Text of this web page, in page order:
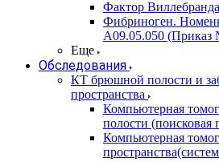
Фактор Виллебранда
Фибриноген.
A09.05.050 (Приказ
Еще
Обследования
КТ брюшной полости и
пространства
Компьютерная
полости (поисковая
Компьютерная